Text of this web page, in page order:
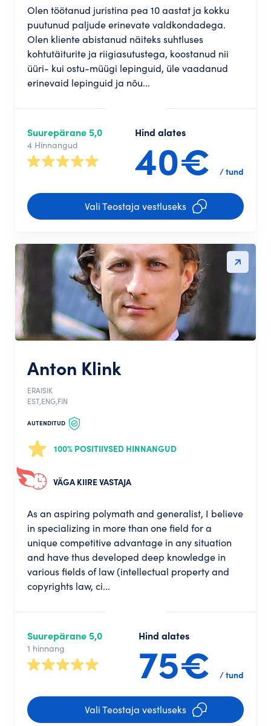
Olen töötanud juristina pea 10 aastat ja kokku
puutunud paljude erinevate valdkondadega.
Olen kliente abistanud näiteks suhtluses
kohtutäiturite ja riigiasutustega, koostanud nii
üüri- kui ostu-müügi lepinguid, üle vaadanud
erinevaid lepinguid ja nõu...
Vali Teostaja vestluseks
Hind alates
40€ / tund
Suurepärane 5,0
4 Hinnangud
Anton Klink
ERAISIK
EST,ENG,FIN
AUTENDITUD
100% POSITIIVSED HINNANGUD
VÄGA KIIRE VASTAJA
As an aspiring polymath and generalist, I believe
in specializing in more than one field for a
unique competitive advantage in any situation
and have thus developed deep knowledge in
various fields of law (intellectual property and
copyrights law, ci...
Vali Teostaja vestluseks
Hind alates
75€ / tund
Suurepärane 5,0
1 hinnang